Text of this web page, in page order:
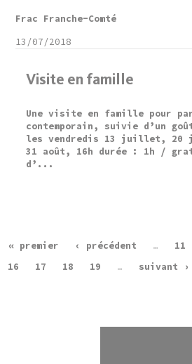
Visite en famille
Une visite en famille pour
contemporain, suivie d’un
les vendredis 13 juillet,
31 août, 16h durée : 1h /
d’...
Frac Franche-Comté
13/07/2018
« premier ‹ précédent … 11
16
17 18 19 … suivant ›